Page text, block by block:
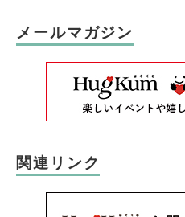
メールマガジン
関連リンク